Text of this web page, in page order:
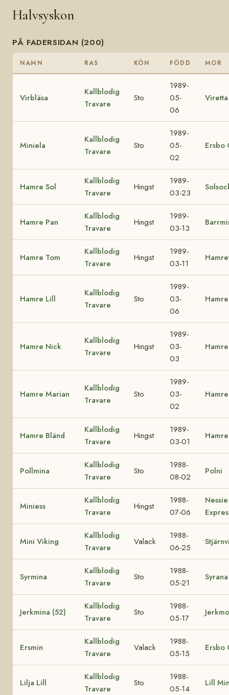
Halvsyskon
PÅ FADERSIDAN (200)
NAMN RAS KÖN FÖDD MOR
Virbläsa
Kallblodig
Travare
Sto
1989-
05-
06
Viretta
Miniela
Kallblodig
Travare
Sto
1989-
05-
02
Ersbo
Hamre Sol
Kallblodig
Travare
Hingst
1989-
03-23
Hamre Pan
Kallblodig
Travare
Hingst
1989-
03-13
Hamre Tom
Kallblodig
Travare
Hingst
1989-
03-11
Hamre Lill
Kallblodig
Travare
Sto
1989-
03-
06
Hamre Nick
Kallblodig
Travare
Hingst
1989-
03-
03
Hamre Marian
Kallblodig
Travare
Sto
1989-
03-
02
Hamre Bländ
Kallblodig
Travare
Hingst
1989-
03-01
Pollmina
Kallblodig
Travare
Sto
1988-
08-02
Polni
Miniess
Kallblodig
Travare
Hingst
1988-
07-06
Nessie
Mini Viking
Kallblodig
Travare
Valack
1988-
06-25
Syrmina
Kallblodig
Travare
Sto
1988-
05-21
Syrana
Jerkmina (52)
Kallblodig
Travare
Sto
1988-
05-17
Ersmin
Kallblodig
Travare
Valack
1988-
05-15
Ersbo
Lilja Lill
Kallblodig
Travare
Sto
1988-
05-14
Lill